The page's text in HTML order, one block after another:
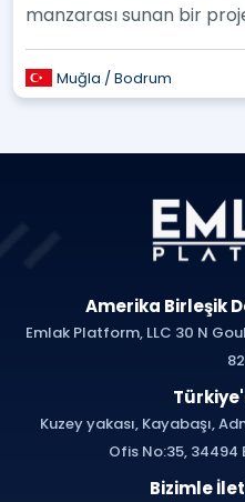
manzarası sunan bir
almaktadır
Muğla / Bodrum
Amerika Birleşik
Emlak Platform, LLC 30 N
Kuzey yakası, Kayabaşı,
Ofis No:35,
Bizimle